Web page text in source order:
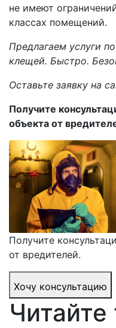
не имеют
классах помещений.
Предлагаем услуги
клещей. Быстро.
Оставьте заявку на
Получите
объекта от
Получите
от вредителей.
Хочу консультацию